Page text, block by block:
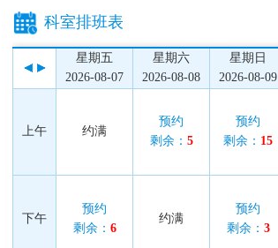
科室排班表
星期五
2026-08-07
星期六
2026-08-08
星期日
2026-08-09
上午 约满
预约
剩余： 5
预约
剩余： 15
下午
预约
剩余： 6
约满
预约
剩余： 3